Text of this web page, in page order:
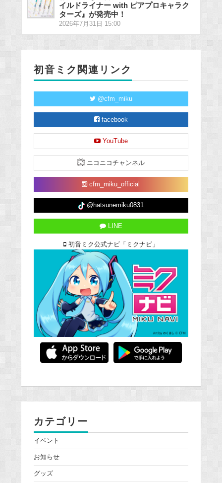
イルドライナー with ピアプロキャラク
ターズ』が発売中！
2026年7月31日 15:00
初音ミク関連リンク
@cfm_miku
facebook
YouTube
ニコニコチャンネル
cfm_miku_official
@hatsunemiku0831
LINE
初音ミク公式ナビ「ミクナビ」
カテゴリー
イベント
お知らせ
グッズ